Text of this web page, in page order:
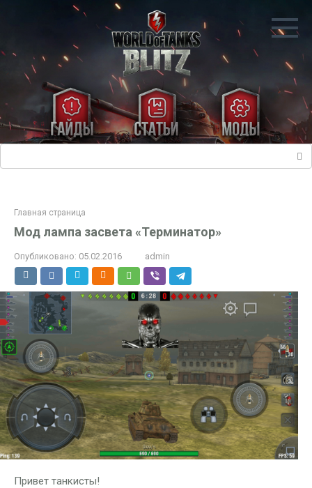
Главная страница
Мод лампа засвета «Терминатор»
Опубликовано: 05.02.2016 admin
Привет танкисты!